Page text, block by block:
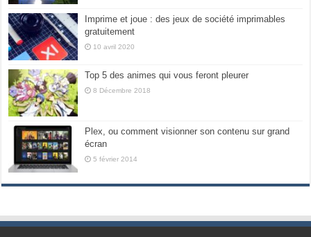
Imprime et joue : des jeux de société imprimables
gratuitement
10 avril 2020
Top 5 des animes qui vous feront pleurer
8 Décembre 2018
Plex, ou comment visionner son contenu sur grand
écran
5 février 2014